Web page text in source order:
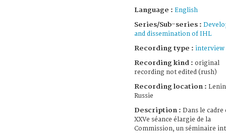
Language : English
Series/Sub-series :
and dissemination of IHL
Recording type : interview
Recording kind : original
recording not edited (rush)
Recording location :
Russie
Description : Dans le cadre
XXVe séance élargie de la
Commission, un séminaire